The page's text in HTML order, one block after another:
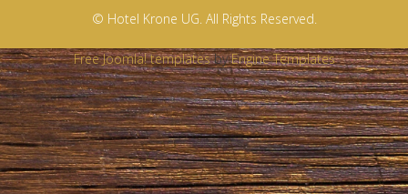
© Hotel Krone UG. All Rights Reserved.
Free Joomla! templatesbyEngine Templates